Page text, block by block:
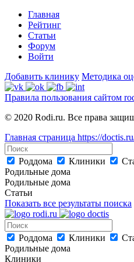
Главная
Рейтинг
Статьи
Форум
Войти
Добавить клинику Методика
Правила пользования сайтом
© 2020 Rodi.ru. Все права
Главная страница https://
Роддома Клиники
Родильные дома
Родильные дома
Статьи
Показать все результаты поиска
Роддома Клиники
Родильные дома
Клиники